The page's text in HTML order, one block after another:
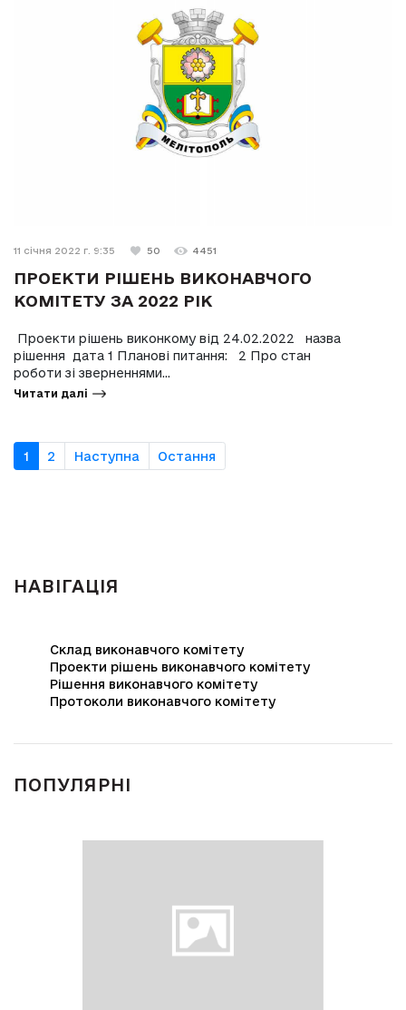
11 січня 2022 г. 9:35 50 4451
ПРОЕКТИ РІШЕНЬ ВИКОНАВЧОГО
КОМІТЕТУ ЗА 2022 РІК
Проекти рішень виконкому від 24.02.2022 назва
рішення дата 1 Планові питання: 2 Про стан
роботи зі зверненнями...
Читати далі
1 2 Наступна Остання
НАВІГАЦІЯ
Склад виконавчого комітету
Проекти рішень виконавчого комітету
Рішення виконавчого комітету
Протоколи виконавчого комітету
ПОПУЛЯРНІ